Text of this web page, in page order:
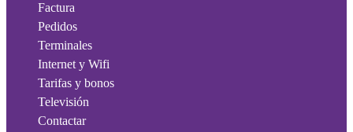
Factura
Pedidos
Terminales
Internet y Wifi
Tarifas y bonos
Televisión
Contactar